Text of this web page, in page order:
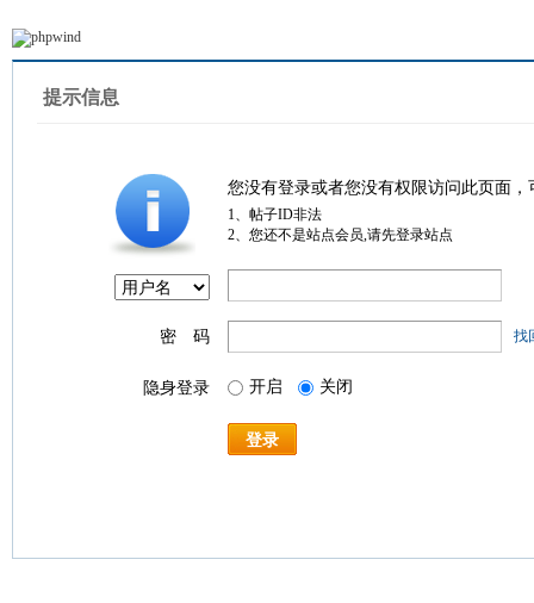
提示信息
您没有登录或者您没有权限访问此页面
1、帖子ID非法
2、您还不是站点会员,请先登录站点
密 码 找
隐身登录 开启 关闭
登录